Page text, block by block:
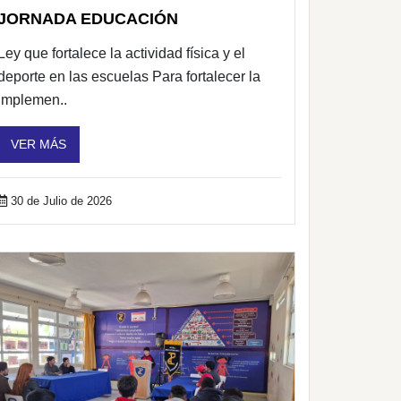
EDUCACIÓN
que fortalece la actividad física y el
en las escuelas Para fortalecer la
VER MÁS
30 de Julio de 2026